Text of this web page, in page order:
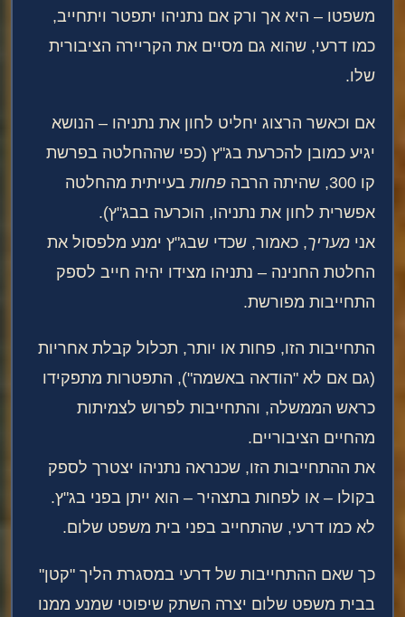
משפטו – היא אך ורק אם נתניהו יתפטר ויתחייב,
כמו דרעי, שהוא גם מסיים את הקריירה הציבורית
שלו.
אם וכאשר הרצוג יחליט לחון את נתניהו – הנושא
יגיע כמובן להכרעת בג"ץ (כפי שההחלטה בפרשת
קו 300, שהיתה הרבה
פחות בעייתית מהחלטה
אפשרית לחון את נתניהו, הוכרעה בבג"ץ).
אנימעריך, כאמור, שכדי שבג"ץ ימנע מלפסול את
החלטת החנינה – נתניהו מצידו יהיה חייב לספק
התחייבות מפורשת.
התחייבות הזו, פחות או יותר, תכלול קבלת אחריות
(גם אם לא "הודאה באשמה"), התפטרות מתפקידו
כראש הממשלה, והתחייבות לפרוש לצמיתות
מהחיים הציבוריים.
את ההתחייבות הזו, שכנראה נתניהו יצטרך לספק
בקולו – או לפחות בתצהיר – הוא ייתן בפני בג"ץ.
לא כמו דרעי, שהתחייב בפני בית משפט שלום.
כך שאם ההתחייבות של דרעי במסגרת הליך "קטן"
בבית משפט שלום יצרה השתק שיפוטי שמנע ממנו